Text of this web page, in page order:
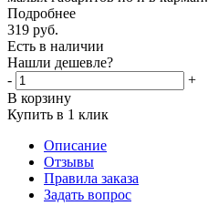
Подробнее
319 руб.
Есть в наличии
Нашли дешевле?
-
+
В корзину
Купить в 1 клик
Описание
Отзывы
Правила заказа
Задать вопрос